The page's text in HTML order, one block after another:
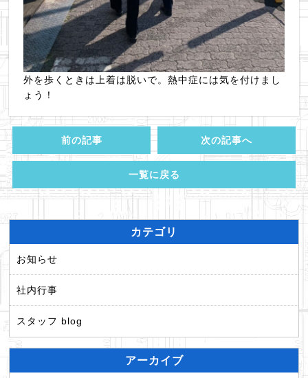
外を歩くときは上着は脱いで。熱中症には気を付けまし
ょう！
前の記事 次の記事へ
一覧に戻る
カテゴリ
お知らせ
社内行事
スタッフ blog
アーカイブ